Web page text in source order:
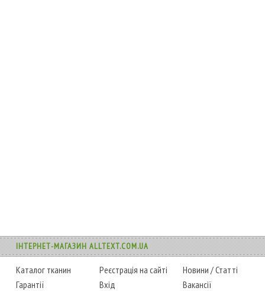
ІНТЕРНЕТ-МАГАЗИН ALLTEXT.COM.UA
Каталог тканин
Гарантії
Реєстрація на сайті
Вхід
Новини /Статті
Вакансії